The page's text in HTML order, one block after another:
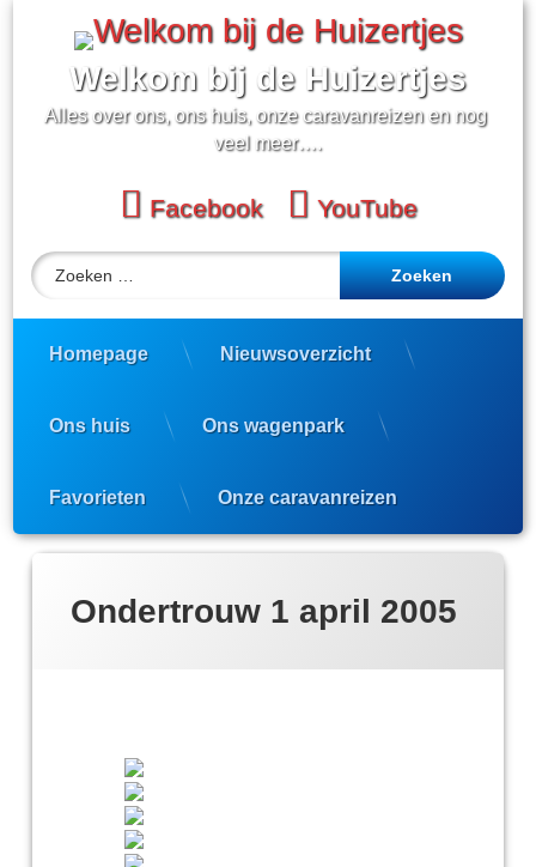
Welkom bij de Huizertjes
Alles over ons, ons huis, onze caravanreizen en nog
veel meer….
Facebook YouTube
Zoeken naar:
Homepage Nieuwsoverzicht
Ons huis Ons wagenpark
Favorieten Onze caravanreizen
Ondertrouw 1 april 2005